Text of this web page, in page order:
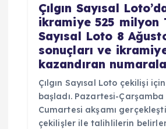
Çılgın Sayısal
ikramiye 525 milyon
Sayısal Loto 8
sonuçları ve
kazandıran
Çılgın Sayısal Loto çekilişi
başladı. Pazartesi-Çarşamba
Cumartesi akşamı
çekilişler ile talihlilerin